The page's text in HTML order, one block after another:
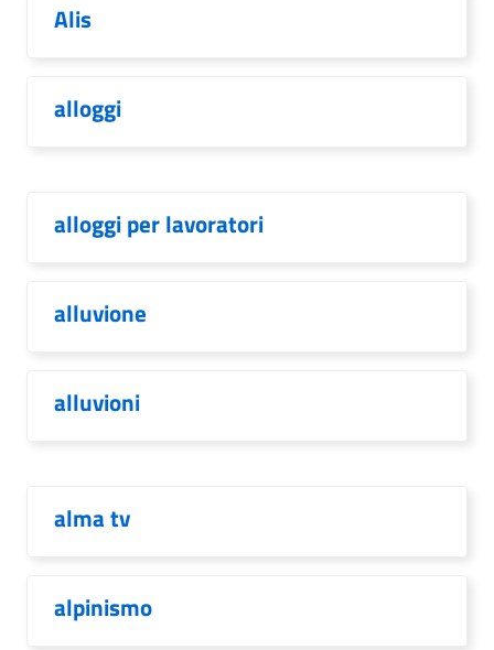
Alis
alloggi
alloggi per lavoratori
alluvione
alluvioni
alma tv
alpinismo